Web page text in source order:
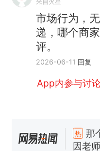
市场行为，
递，哪个商
评。
2026-06-11 回复
App内参与讨论
交
眼了
十多
部作
电力
佛山
热
那
因老